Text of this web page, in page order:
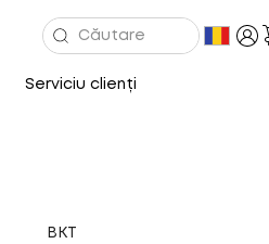
Serviciu clienți
BKT